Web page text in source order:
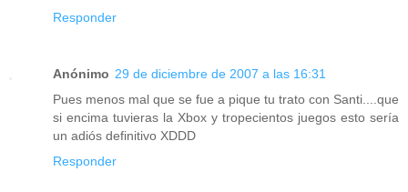
Responder
Anónimo 29 de diciembre de 2007 a las 16:31
Pues menos mal que se fue a pique tu trato con Santi....que
si encima tuvieras la Xbox y tropecientos juegos esto sería
un adiós definitivo XDDD
Responder